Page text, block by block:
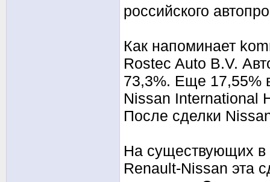
российского
Как напоминает
Rostec Auto B.V.
73,3%. Еще 17,55%
Nissan International
После сделки
На существующих в
Renault-Nissan эта